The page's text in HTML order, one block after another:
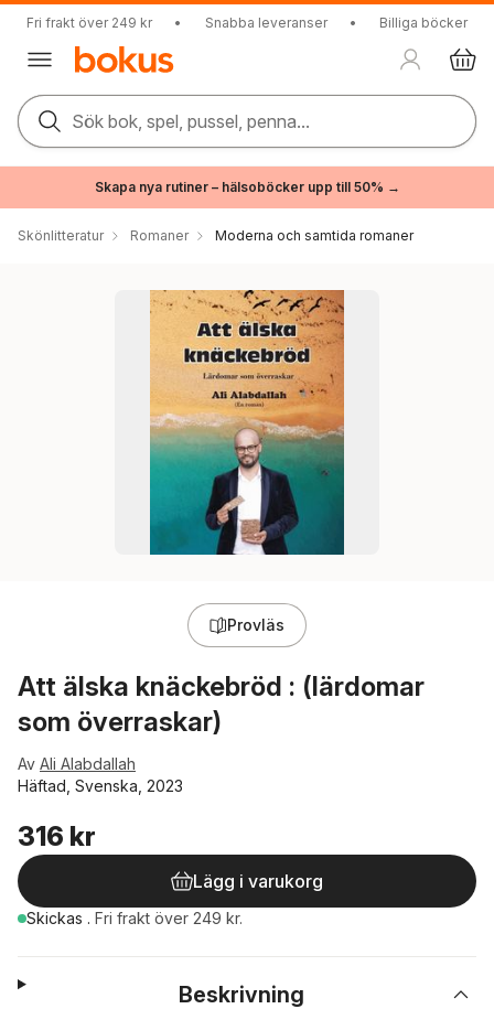
Fri frakt över 249 kr • Snabba leveranser • Billiga böcker
Sök bok, spel, pussel, penna...
Skapa nya rutiner – hälsoböcker upp till 50% →
Skönlitteratur Romaner Moderna och samtida romaner
Provläs
Att älska knäckebröd : (lärdomar
som överraskar)
Av Ali Alabdallah
Häftad, Svenska, 2023
316 kr
Lägg i varukorg
Skickas . Fri frakt över 249 kr.
Beskrivning